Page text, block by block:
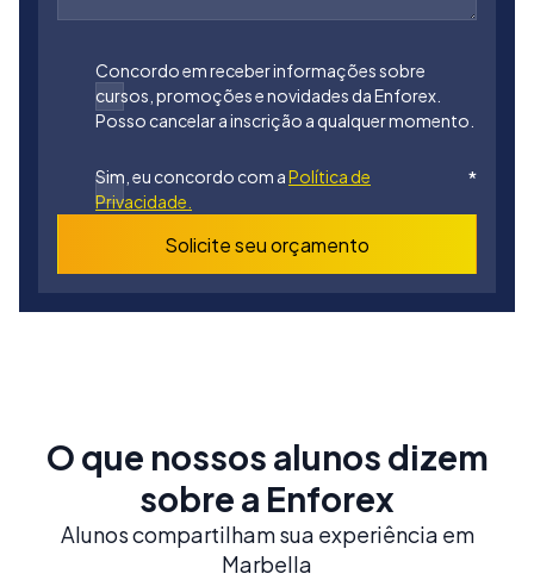
Concordo em receber informações sobre
cursos, promoções e novidades da Enforex.
Posso cancelar a inscrição a qualquer momento.
Sim, eu concordo com aPolítica de
Privacidade.
*
Solicite seu orçamento
O que nossos alunos dizem
sobre a Enforex
Alunos compartilham sua experiência em
Marbella